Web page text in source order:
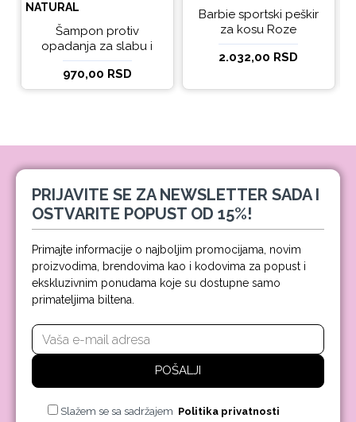
NATURAL
Šampon protiv
opadanja za slabu i
tanku kosu beBio
natural 300ml
970,00 RSD
Barbie sportski peškir
za kosu Roze
2.032,00 RSD
PRIJAVITE SE ZA NEWSLETTER SADA I
OSTVARITE POPUST OD 15%!
Primajte informacije o najboljim promocijama, novim
proizvodima, brendovima kao i kodovima za popust i
ekskluzivnim ponudama koje su dostupne samo
primateljima biltena.
POŠALJI
Slažem se sa sadržajem Politika privatnosti